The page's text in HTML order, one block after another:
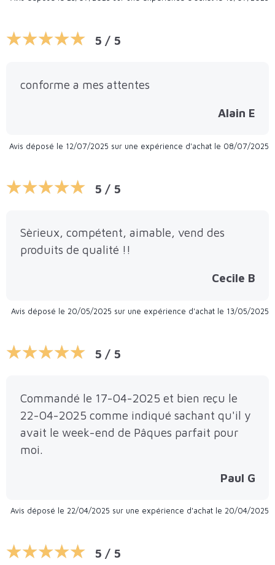
5 / 5
conforme a mes attentes
Alain E
Avis déposé le 12/07/2025 sur une expérience d'achat le 08/07/2025
5 / 5
Sèrieux, compétent, aimable, vend des
produits de qualité !!
Cecile B
Avis déposé le 20/05/2025 sur une expérience d'achat le 13/05/2025
5 / 5
Commandé le 17-04-2025 et bien reçu le
22-04-2025 comme indiqué sachant qu'il y
avait le week-end de Pâques parfait pour
moi.
Paul G
Avis déposé le 22/04/2025 sur une expérience d'achat le 20/04/2025
5 / 5